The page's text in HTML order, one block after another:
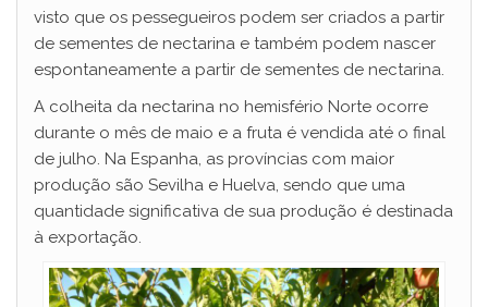
visto que os pessegueiros podem ser criados a partir
de sementes de nectarina e também podem nascer
espontaneamente a partir de sementes de nectarina.
A colheita da nectarina no hemisfério Norte ocorre
durante o mês de maio e a fruta é vendida até o final
de julho. Na Espanha, as províncias com maior
produção são Sevilha e Huelva, sendo que uma
quantidade significativa de sua produção é destinada
à exportação.